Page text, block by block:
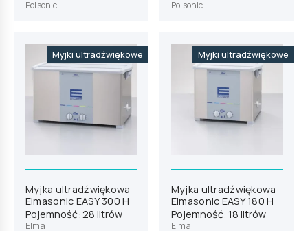
Polsonic Polsonic
Myjki ultradźwiękowe
Myjka ultradźwiękowa
Elmasonic EASY 300 H
Pojemność: 28 litrów
Elma
Myjki ultradźwiękowe
Myjka ultradźwiękowa
Elmasonic EASY 180 H
Pojemność: 18 litrów
Elma